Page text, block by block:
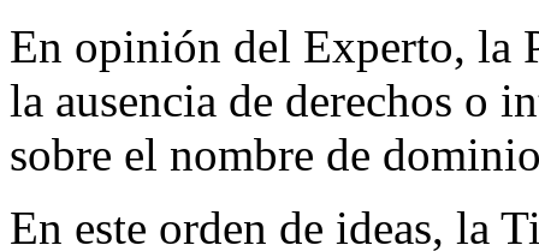
En opinión del Experto, la
la ausencia de derechos o
sobre el nombre de
En este orden de ideas, la